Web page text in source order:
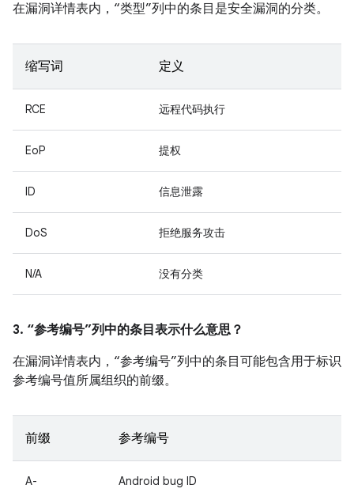
在漏洞详情表内，“类型”列中的条目是安全漏洞的分类。
缩写词 定义
RCE 远程代码执行
EoP 提权
ID 信息泄露
DoS 拒绝服务攻击
N/A 没有分类
3. “参考编号”列中的条目表示什么意思？
在漏洞详情表内，“参考编号”列中的条目可能包含用于标识
参考编号值所属组织的前缀。
前缀 参考编号
A- Android bug ID